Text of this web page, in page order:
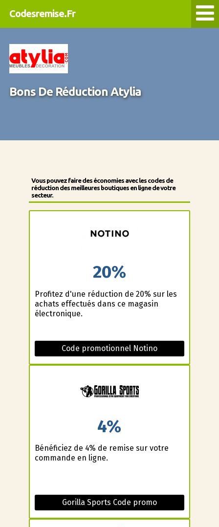
Codesremise.Fr
Bons De Réduction Atylia
Vous pouvez faire des économies avec les codes de
réduction des meilleures boutiques en ligne de votre
secteur.
20%
Profitez d'une réduction de 20% sur les
achats effectués dans ce magasin
électronique.
Code promotionnel Notino
4%
Bénéficiez de 4% de remise sur votre
commande en ligne.
Gorilla Sports Code promo